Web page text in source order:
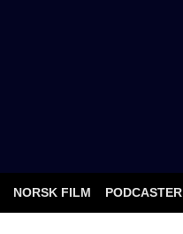
NORSK FILM PODCASTER